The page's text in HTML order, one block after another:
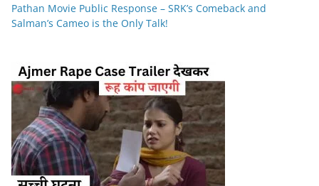
Pathan Movie Public Response – SRK’s Comeback and
Salman’s Cameo is the Only Talk!